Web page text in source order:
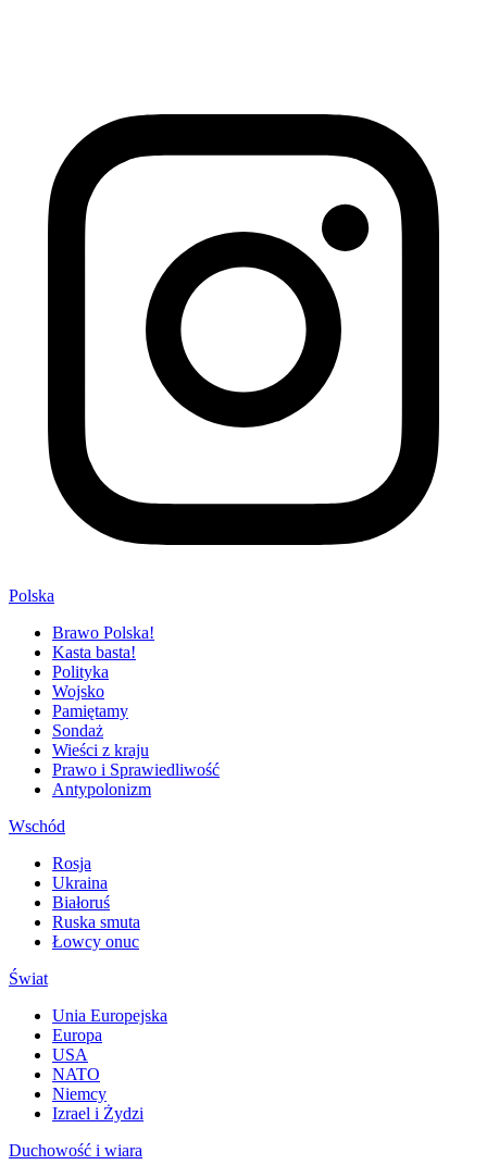
Polska
Brawo Polska!
Kasta basta!
Polityka
Wojsko
Pamiętamy
Sondaż
Wieści z kraju
Prawo i Sprawiedliwość
Antypolonizm
Wschód
Rosja
Ukraina
Białoruś
Ruska smuta
Łowcy onuc
Świat
Unia Europejska
Europa
USA
NATO
Niemcy
Izrael i Żydzi
Duchowość i wiara